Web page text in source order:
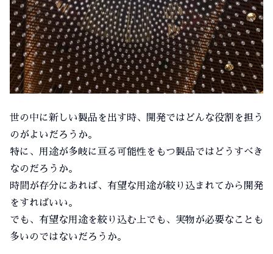
世の中に新しい製品を出す時、開発ではどんな役割を担う
のがよいだろうか。
特に、用途が多岐に亘る可能性をもつ製品ではどうすべき
なのだろうか。
時間が存分にあれば、有望な用途が絞り込まれてから開発
をすればいい。
でも、有望な用途を絞り込む上でも、実物が必要なことも
多いのではないだろうか。